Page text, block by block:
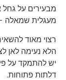
מבעירים על
מעגלית שמאלה –
רצוי מאוד
הלא נעימה לאן
יש להתמקד על
דלתות פתוחות.